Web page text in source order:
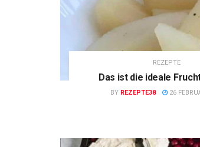
REZEPTE
Das ist die ideale
BY REZEPTE38 26